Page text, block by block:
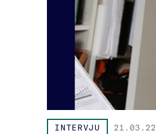
INTERVJU 21.03.22